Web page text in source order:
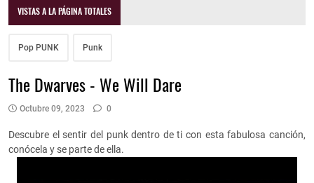
VISTAS A LA PÁGINA TOTALES
Pop PUNK Punk
The Dwarves - We Will Dare
Octubre 09, 2023 0
Descubre el sentir del punk dentro de ti con esta fabulosa canción,
conócela y se parte de ella.